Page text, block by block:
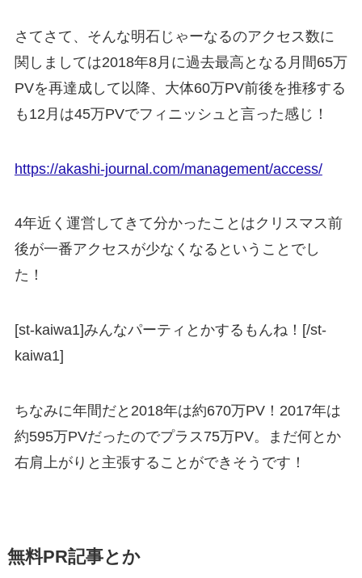
さてさて、そんな明石じゃーなるのアクセス数に
関しましては2018年8月に過去最高となる月間65万
PVを再達成して以降、大体60万PV前後を推移する
も12月は45万PVでフィニッシュと言った感じ！
https://akashi-journal.com/management/access/
4年近く運営してきて分かったことはクリスマス前
後が一番アクセスが少なくなるということでし
た！
[st-kaiwa1]みんなパーティとかするもんね！[/st-
kaiwa1]
ちなみに年間だと2018年は約670万PV！2017年は
約595万PVだったのでプラス75万PV。まだ何とか
右肩上がりと主張することができそうです！
無料PR記事とか